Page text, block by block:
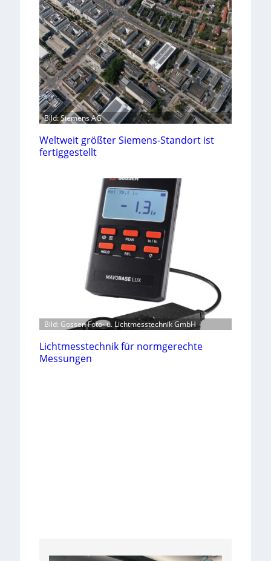
Bild: Siemens AG
Weltweit größter Siemens-Standort ist
fertiggestellt
Bild: Gossen Foto- u. Lichtmesstechnik GmbH
Lichtmesstechnik für normgerechte
Messungen